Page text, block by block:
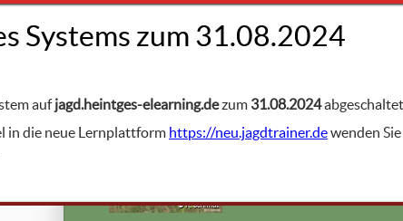
+49 9231 961342 FACHGEBIETE
© K. Schmidt
aufjagd.heintges-elearning.dezum 31.08.2024
in die neue Lernplattform https://neu.jagdtrainer.dewenden